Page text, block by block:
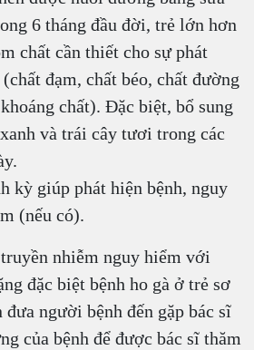
6 tháng đầu đời, trẻ lớn hơn
chất cần thiết cho sự phát
đạm, chất béo, chất đường
chất). Đặc biệt, bổ sung
và trái cây tươi trong các
kỳ giúp phát hiện bệnh, nguy
(nếu có).
nhiễm nguy hiểm với
đặc biệt bệnh ho gà ở trẻ sơ
đưa người bệnh đến gặp bác sĩ
của bệnh để được bác sĩ thăm